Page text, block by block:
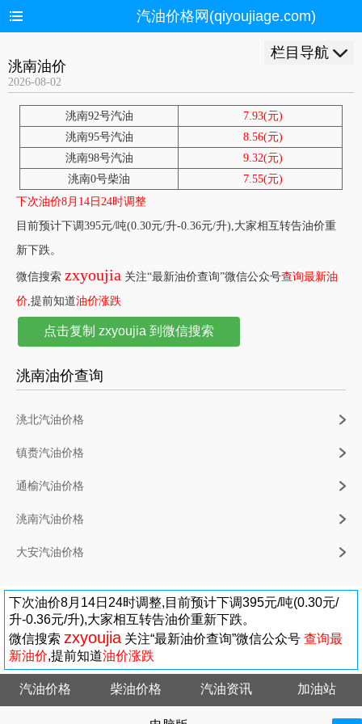
汽油价格网(qiyoujiage.com)
栏目导航
洮南油价
2026-08-02
洮南92号汽油
7.93(元)
洮南95号汽油
8.56(元)
洮南98号汽油
9.32(元)
洮南0号柴油
7.55(元)
下次油价8月14日24时调整
目前预计下调395元/吨(0.30元/升-0.36元/升),大家相互转告油价重
新下跌。
微信搜索 zxyoujia 关注“最新油价查询”微信公众号查询最新油
价,提前知道油价涨跌
点击复制 zxyoujia 到微信搜索
洮南油价查询
洮北汽油价格
镇赉汽油价格
通榆汽油价格
洮南汽油价格
大安汽油价格
下次油价8月14日24时调整,目前预计下调395元/吨(0.30元/
升-0.36元/升),大家相互转告油价重新下跌。
微信搜索 zxyoujia 关注“最新油价查询”微信公众号 查询最
新油价,提前知道油价涨跌
汽油价格 柴油价格 汽油资讯 加油站